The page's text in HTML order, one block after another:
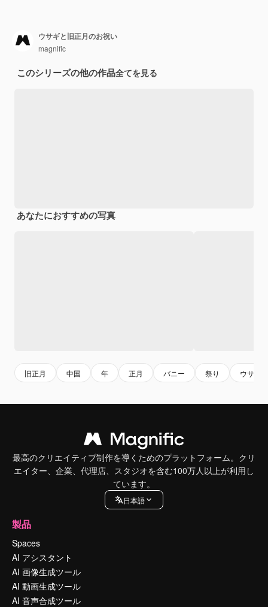
ウサギと旧正月のお祝い
magnific
このシリーズの他の作品全てを見る
あなたにおすすめの写真
旧正月 中国 年 正月 バニー 祭り ウサギ
最高のクリエイティブ制作を導くためのプラットフォーム。クリ
エイター、企業、代理店、スタジオを含む100万人以上が利用し
ています。
日本語
製品
Spaces
AI アシスタント
AI 画像生成ツール
AI 動画生成ツール
AI 音声合成ツール